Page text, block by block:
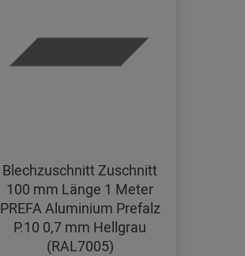
Blechzuschnitt Zuschnitt
100 mm Länge 1 Meter
PREFA Aluminium Prefalz
P.10 0,7 mm Hellgrau
(RAL7005)